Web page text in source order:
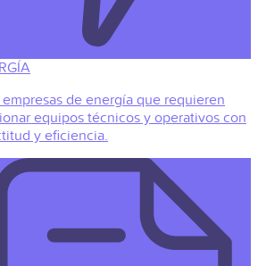
empresas de energía que requieren
equipos técnicos y operativos con
y eficiencia.